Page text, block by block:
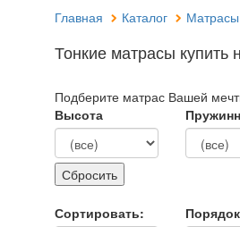
Главная Каталог Матрасы
Тонкие матрасы купить
Подберите матрас Вашей
Высота
Сортировать: